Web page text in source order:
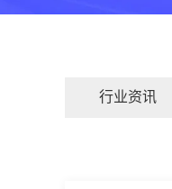
行业资讯